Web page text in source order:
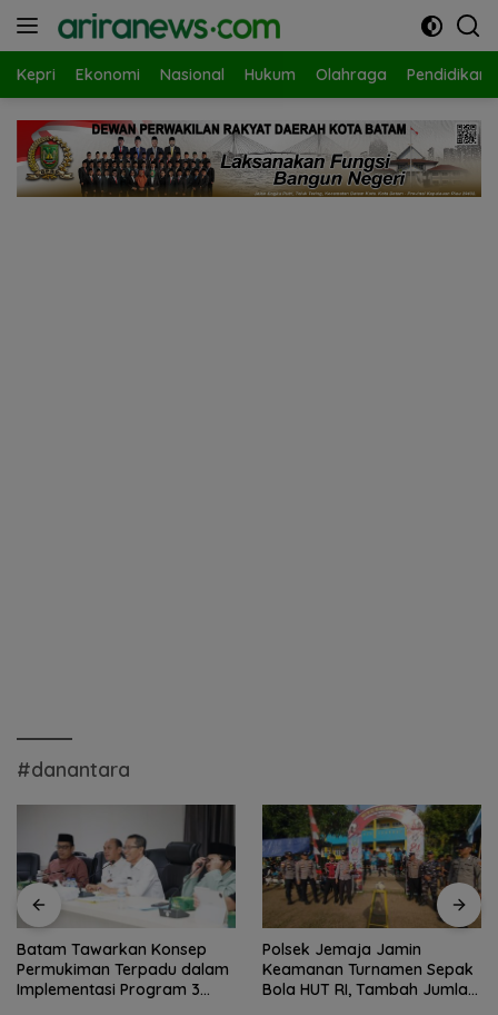
Kepri Ekonomi Nasional Hukum Olahraga Pendidikan
#danantara
Batam Tawarkan Konsep
Permukiman Terpadu dalam
Implementasi Program 3
Polsek Jemaja Jamin
Keamanan Turnamen Sepak
Bola HUT RI, Tambah Jumlah